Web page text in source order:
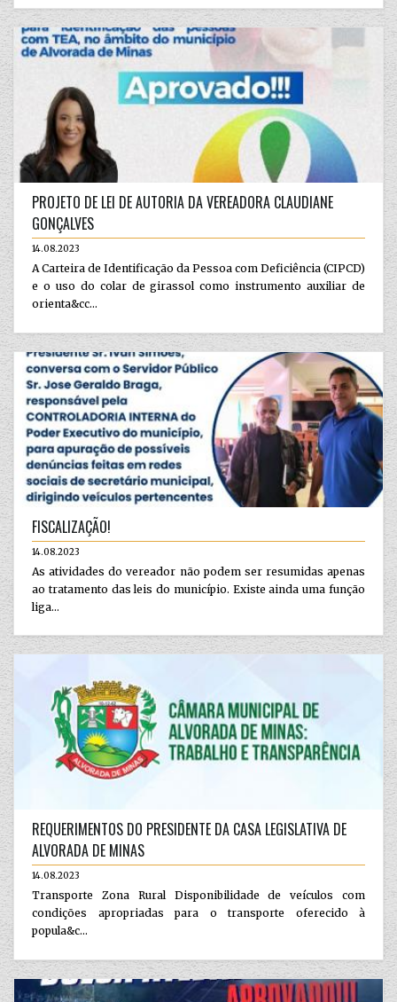
PROJETO DE LEI DE AUTORIA DA VEREADORA CLAUDIANE
GONÇALVES
14.08.2023
A Carteira de Identificação da Pessoa com Deficiência (CIPCD)
e o uso do colar de girassol como instrumento auxiliar de
orienta&cc...
FISCALIZAÇÃO!
14.08.2023
As atividades do vereador não podem ser resumidas apenas
ao tratamento das leis do município. Existe ainda uma função
liga...
REQUERIMENTOS DO PRESIDENTE DA CASA LEGISLATIVA DE
ALVORADA DE MINAS
14.08.2023
Transporte Zona Rural Disponibilidade de veículos com
condições apropriadas para o transporte oferecido à
popula&c...